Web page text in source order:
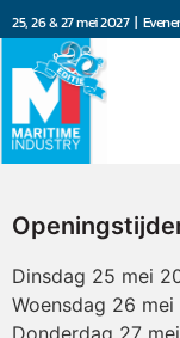
25, 26 & 27 mei 2027 |
Dinsdag 25 mei
Woensdag 26